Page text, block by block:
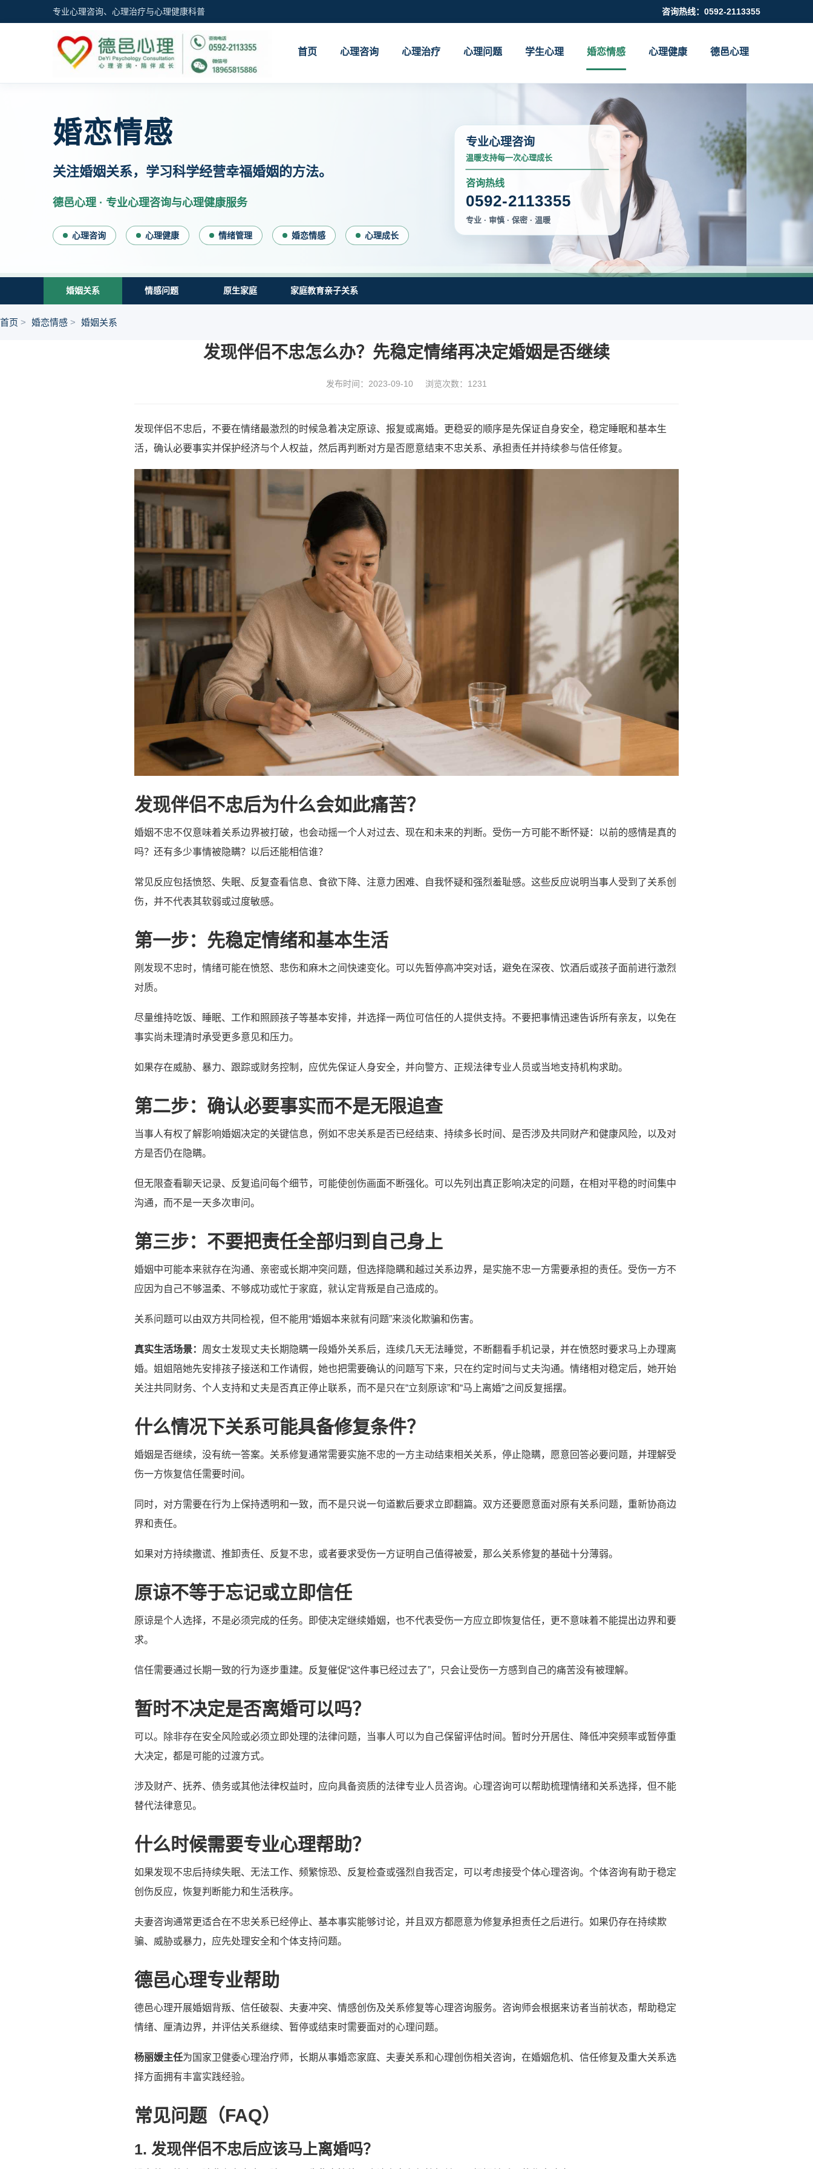
专业心理咨询、心理治疗与心理健康科普 咨询热线：0592-2113355
首页 心理咨询 心理治疗 心理问题 学生心理 婚恋情感 心理健康 德邑心理
婚恋情感
关注婚姻关系，学习科学经营幸福婚姻的方法。
德邑心理 · 专业心理咨询与心理健康服务
心理咨询 心理健康 情绪管理 婚恋情感 心理成长
专业心理咨询
温暖支持每一次心理成长
咨询热线
0592-2113355
专业 · 审慎 · 保密 · 温暖
婚姻关系 情感问题 原生家庭 家庭教育亲子关系
首页 婚恋情感 婚姻关系
发现伴侣不忠怎么办？先稳定情绪再决定婚姻是否继续
发布时间：2023-09-10 浏览次数： 1231
发现伴侣不忠后，不要在情绪最激烈的时候急着决定原谅、报复或离婚。更稳妥的顺序是先保证自身安全，稳定睡眠和基本生
活，确认必要事实并保护经济与个人权益，然后再判断对方是否愿意结束不忠关系、承担责任并持续参与信任修复。
发现伴侣不忠后为什么会如此痛苦？
婚姻不忠不仅意味着关系边界被打破，也会动摇一个人对过去、现在和未来的判断。受伤一方可能不断怀疑：以前的感情是真的
吗？还有多少事情被隐瞒？以后还能相信谁？
常见反应包括愤怒、失眠、反复查看信息、食欲下降、注意力困难、自我怀疑和强烈羞耻感。这些反应说明当事人受到了关系创
伤，并不代表其软弱或过度敏感。
第一步：先稳定情绪和基本生活
刚发现不忠时，情绪可能在愤怒、悲伤和麻木之间快速变化。可以先暂停高冲突对话，避免在深夜、饮酒后或孩子面前进行激烈
对质。
尽量维持吃饭、睡眠、工作和照顾孩子等基本安排，并选择一两位可信任的人提供支持。不要把事情迅速告诉所有亲友，以免在
事实尚未理清时承受更多意见和压力。
如果存在威胁、暴力、跟踪或财务控制，应优先保证人身安全，并向警方、正规法律专业人员或当地支持机构求助。
第二步：确认必要事实而不是无限追查
当事人有权了解影响婚姻决定的关键信息，例如不忠关系是否已经结束、持续多长时间、是否涉及共同财产和健康风险，以及对
方是否仍在隐瞒。
但无限查看聊天记录、反复追问每个细节，可能使创伤画面不断强化。可以先列出真正影响决定的问题，在相对平稳的时间集中
沟通，而不是一天多次审问。
第三步：不要把责任全部归到自己身上
婚姻中可能本来就存在沟通、亲密或长期冲突问题，但选择隐瞒和越过关系边界，是实施不忠一方需要承担的责任。受伤一方不
应因为自己不够温柔、不够成功或忙于家庭，就认定背叛是自己造成的。
关系问题可以由双方共同检视，但不能用“婚姻本来就有问题”来淡化欺骗和伤害。
真实生活场景： 周女士发现丈夫长期隐瞒一段婚外关系后，连续几天无法睡觉，不断翻看手机记录，并在愤怒时要求马上办理离
婚。姐姐陪她先安排孩子接送和工作请假，她也把需要确认的问题写下来，只在约定时间与丈夫沟通。情绪相对稳定后，她开始
关注共同财务、个人支持和丈夫是否真正停止联系，而不是只在“立刻原谅”和“马上离婚”之间反复摇摆。
什么情况下关系可能具备修复条件？
婚姻是否继续，没有统一答案。关系修复通常需要实施不忠的一方主动结束相关关系，停止隐瞒，愿意回答必要问题，并理解受
伤一方恢复信任需要时间。
同时，对方需要在行为上保持透明和一致，而不是只说一句道歉后要求立即翻篇。双方还要愿意面对原有关系问题，重新协商边
界和责任。
如果对方持续撒谎、推卸责任、反复不忠，或者要求受伤一方证明自己值得被爱，那么关系修复的基础十分薄弱。
原谅不等于忘记或立即信任
原谅是个人选择，不是必须完成的任务。即使决定继续婚姻，也不代表受伤一方应立即恢复信任，更不意味着不能提出边界和要
求。
信任需要通过长期一致的行为逐步重建。反复催促“这件事已经过去了”，只会让受伤一方感到自己的痛苦没有被理解。
暂时不决定是否离婚可以吗？
可以。除非存在安全风险或必须立即处理的法律问题，当事人可以为自己保留评估时间。暂时分开居住、降低冲突频率或暂停重
大决定，都是可能的过渡方式。
涉及财产、抚养、债务或其他法律权益时，应向具备资质的法律专业人员咨询。心理咨询可以帮助梳理情绪和关系选择，但不能
替代法律意见。
什么时候需要专业心理帮助？
如果发现不忠后持续失眠、无法工作、频繁惊恐、反复检查或强烈自我否定，可以考虑接受个体心理咨询。个体咨询有助于稳定
创伤反应，恢复判断能力和生活秩序。
夫妻咨询通常更适合在不忠关系已经停止、基本事实能够讨论，并且双方都愿意为修复承担责任之后进行。如果仍存在持续欺
骗、威胁或暴力，应先处理安全和个体支持问题。
德邑心理专业帮助
德邑心理开展婚姻背叛、信任破裂、夫妻冲突、情感创伤及关系修复等心理咨询服务。咨询师会根据来访者当前状态，帮助稳定
情绪、厘清边界，并评估关系继续、暂停或结束时需要面对的心理问题。
杨丽媛主任为国家卫健委心理治疗师，长期从事婚恋家庭、夫妻关系和心理创伤相关咨询，在婚姻危机、信任修复及重大关系选
择方面拥有丰富实践经验。
常见问题（FAQ）
1. 发现伴侣不忠后应该马上离婚吗？